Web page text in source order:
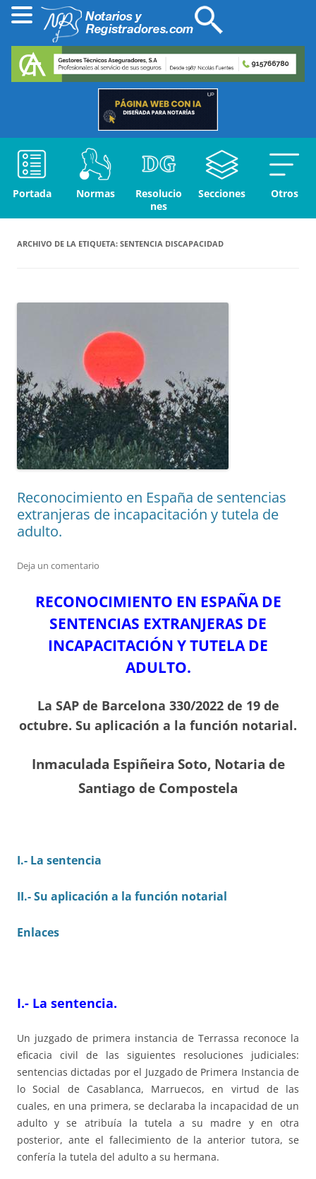
Portada Normas
Resolucio
nes
Secciones Otros
ARCHIVO DE LA ETIQUETA: SENTENCIA DISCAPACIDAD
Reconocimiento en España de sentencias
extranjeras de incapacitación y tutela de
adulto.
Deja un comentario
RECONOCIMIENTO EN ESPAÑA DE
SENTENCIAS EXTRANJERAS DE
INCAPACITACIÓN Y TUTELA DE
ADULTO.
La SAP de Barcelona 330/2022 de 19 de
octubre. Su aplicación a la función notarial.
Inmaculada Espiñeira Soto, Notaria de
Santiago de Compostela
I.- La sentencia
II.- Su aplicación a la función notarial
Enlaces
I.- La sentencia.
Un juzgado de primera instancia de Terrassa reconoce la
eficacia civil de las siguientes resoluciones judiciales:
sentencias dictadas por el Juzgado de Primera Instancia de
lo Social de Casablanca, Marruecos, en virtud de las
cuales, en una primera, se declaraba la incapacidad de un
adulto y se atribuía la tutela a su madre y en otra
posterior, ante el fallecimiento de la anterior tutora, se
confería la tutela del adulto a su hermana.